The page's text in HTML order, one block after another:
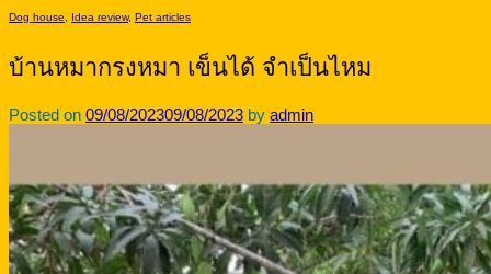
Dog house, Idea review, Pet articles
บ้านหมากรงหมา เข็นได้ จำเป็นไหม
Posted on 09/08/202309/08/2023 by admin